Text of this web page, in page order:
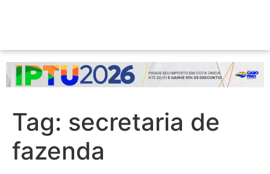
Tag: secretaria de
fazenda